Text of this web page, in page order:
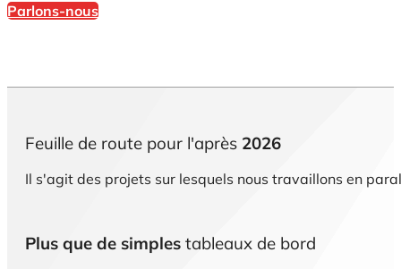
Parlons-nous
Feuille de route pour l'après 2026
Il s'agit des projets sur lesquels nous travaillons en
Plus que de simples tableaux de bord